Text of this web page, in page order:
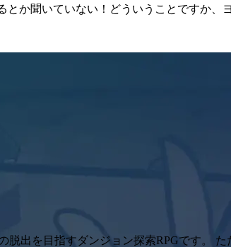
か聞いていない！どういうことですか、
出を目指すダンジョン探索RPGです。